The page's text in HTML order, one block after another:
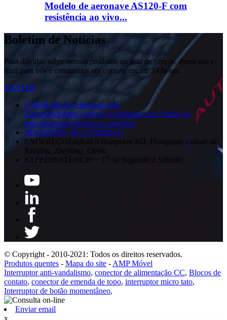
Modelo de aeronave AS120-F com
resistência ao vivo...
Boletim de Notícias
Para dúvidas sobre nossos produtos ou lista de preços, deixe seu e-
mail para nós e entraremos em contato em até 24 horas.
ENVIAR
E-MAILinfo@wellnowus.com
Encomendahttps://wnrcn.en.alibaba.com Pedido de
amostraswnre.aliexpress.com/store
TELEFONE+86 13736381117
ENDEREÇOEdifício 9 Hongxian RD, Hongqiao, cidade de
Yueqing, Zhejiang, China
EXPEDIENTE 08:30 ~ 17:30 Segunda a Sábado
© Copyright - 2010-2021: Todos os direitos reservados.
Produtos quentes - Mapa do site - AMP Móvel
Interruptor anti-vandalismo, conector de alimentação CC, Blocos de
contato, conector de emenda de topo, interruptor micro tato,
Interruptor de botão momentâneo,
Enviar email
x